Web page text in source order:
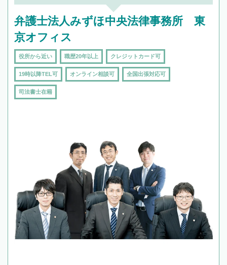
弁護士法人みずほ中央法律事務所 東
京オフィス
役所から近い 職歴20年以上 クレジットカード可
19時以降TEL可 オンライン相談可 全国出張対応可
司法書士在籍